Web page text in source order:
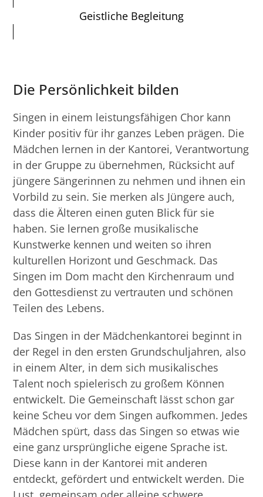
Geistliche Begleitung
Die Persönlichkeit bilden
Singen in einem leistungsfähigen Chor kann
Kinder positiv für ihr ganzes Leben prägen. Die
Mädchen lernen in der Kantorei, Verantwortung
in der Gruppe zu übernehmen, Rücksicht auf
jüngere Sängerinnen zu nehmen und ihnen ein
Vorbild zu sein. Sie merken als Jüngere auch,
dass die Älteren einen guten Blick für sie
haben. Sie lernen große musikalische
Kunstwerke kennen und weiten so ihren
kulturellen Horizont und Geschmack. Das
Singen im Dom macht den Kirchenraum und
den Gottesdienst zu vertrauten und schönen
Teilen des Lebens.
Das Singen in der Mädchenkantorei beginnt in
der Regel in den ersten Grundschuljahren, also
in einem Alter, in dem sich musikalisches
Talent noch spielerisch zu großem Können
entwickelt. Die Gemeinschaft lässt schon gar
keine Scheu vor dem Singen aufkommen. Jedes
Mädchen spürt, dass das Singen so etwas wie
eine ganz ursprüngliche eigene Sprache ist.
Diese kann in der Kantorei mit anderen
entdeckt, gefördert und entwickelt werden. Die